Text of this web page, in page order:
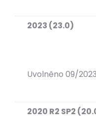
2023 (23.0)
Uvolněno 09/2023
2020 R2 SP2